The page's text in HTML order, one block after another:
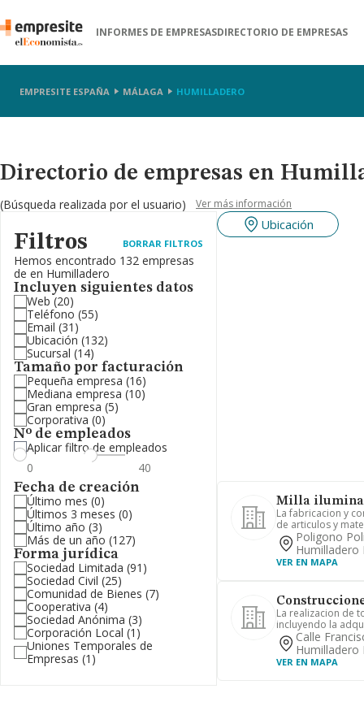
INFORMES DE EMPRESASDIRECTORIO DE EMPRESAS
EMPRESITE ESPAÑA MÁLAGA HUMILLADERO
Directorio de empresas en
(Búsqueda realizada por el usuario) Ver más información
Filtros BORRAR FILTROS
Hemos encontrado 132 empresas
de en Humilladero
Incluyen siguientes datos
Web (20)
Teléfono (55)
Email (31)
Ubicación (132)
Sucursal (14)
Tamaño por facturación
Pequeña empresa (16)
Mediana empresa (10)
Gran empresa (5)
Corporativa (0)
Nº de empleados
Aplicar filtro de empleados
Fecha de creación
Último mes (0)
Últimos 3 meses (0)
Último año (3)
Más de un año (127)
Forma jurídica
Sociedad Limitada (91)
Sociedad Civil (25)
Comunidad de Bienes (7)
Cooperativa (4)
Sociedad Anónima (3)
Corporación Local (1)
Uniones Temporales de
Empresas (1)
Ubicación
Milla
La fabricacion y
de articulos y
Poligono
Humilladero
VER EN MAPA
La realizacion de
incluyendo la
Calle
Humilladero
VER EN MAPA